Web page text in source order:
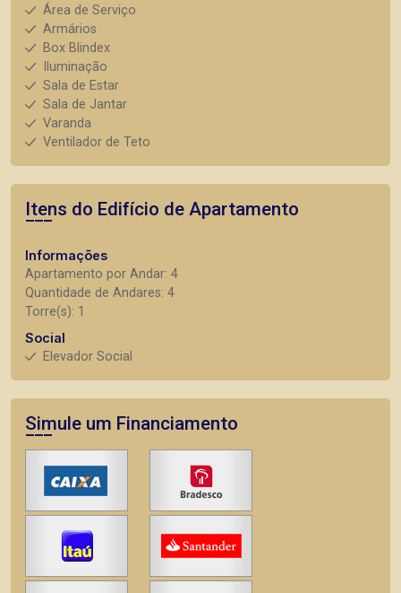
Área de Serviço
Armários
Box Blindex
Iluminação
Sala de Estar
Sala de Jantar
Varanda
Ventilador de Teto
Itens do Edifício de Apartamento
Informações
Apartamento por Andar: 4
Quantidade de Andares: 4
Torre(s): 1
Social
Elevador Social
Simule um Financiamento